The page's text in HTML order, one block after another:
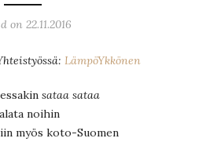
on 22.11.2016
LämpöYkkönen
sataa sataa
noihin
myös koto-Suomen